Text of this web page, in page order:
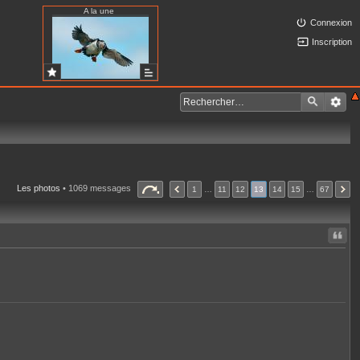
A la une
Connexion
Inscription
Les photos • 1069 messages 1 11 12 13 14 15 67
Citer